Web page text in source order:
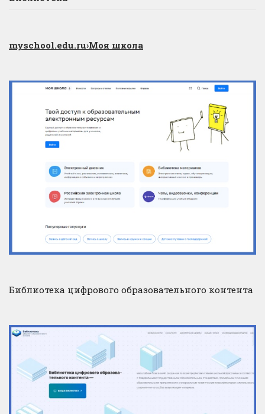
myschool.edu.ru›Моя школа
Библиотека цифрового образовательного контента